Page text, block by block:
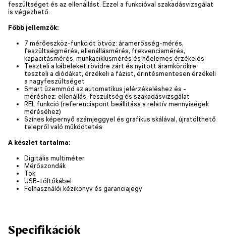
feszültséget és az ellenállást. Ezzel a funkcióval szakadásvizsgálat
is végezhető.
Főbb jellemzők:
7 mérőeszköz-funkciót ötvöz: áramerősség-mérés,
feszültségmérés, ellenállásmérés, frekvenciamérés,
kapacitásmérés, munkaciklusmérés és hőelemes érzékelés
Teszteli a kábeleket rövidre zárt és nyitott áramkörökre,
teszteli a diódákat, érzékeli a fázist, érintésmentesen érzékeli
a nagyfeszültséget
Smart üzemmód az automatikus jelérzékeléshez és -
méréshez: ellenállás, feszültség és szakadásvizsgálat
REL funkció (referenciapont beállítása a relatív mennyiségek
méréséhez)
Színes képernyő számjeggyel és grafikus skálával, újratölthető
telepről való működtetés
A készlet tartalma:
Digitális multiméter
Mérőszondák
Tok
USB-töltőkábel
Felhasználói kézikönyv és garanciajegy
Specifikációk